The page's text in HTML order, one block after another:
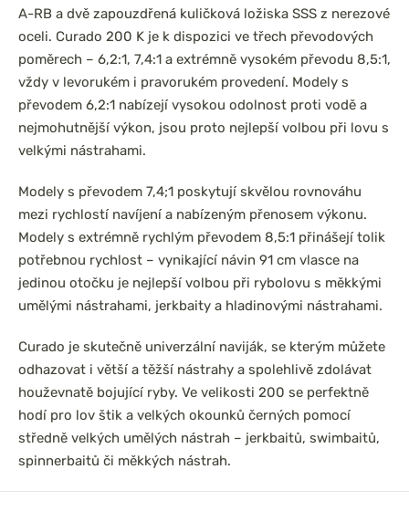
A-RB a dvě zapouzdřená kuličková ložiska SSS z nerezové
oceli. Curado 200 K je k dispozici ve třech převodových
poměrech – 6,2:1, 7,4:1 a extrémně vysokém převodu 8,5:1,
vždy v levorukém i pravorukém provedení. Modely s
převodem 6,2:1 nabízejí vysokou odolnost proti vodě a
nejmohutnější výkon, jsou proto nejlepší volbou při lovu s
velkými nástrahami.
Modely s převodem 7,4;1 poskytují skvělou rovnováhu
mezi rychlostí navíjení a nabízeným přenosem výkonu.
Modely s extrémně rychlým převodem 8,5:1 přinášejí tolik
potřebnou rychlost – vynikající návin 91 cm vlasce na
jedinou otočku je nejlepší volbou při rybolovu s měkkými
umělými nástrahami, jerkbaity a hladinovými nástrahami.
Curado je skutečně univerzální naviják, se kterým můžete
odhazovat i větší a těžší nástrahy a spolehlivě zdolávat
houževnatě bojující ryby. Ve velikosti 200 se perfektně
hodí pro lov štik a velkých okounků černých pomocí
středně velkých umělých nástrah – jerkbaitů, swimbaitů,
spinnerbaitů či měkkých nástrah.